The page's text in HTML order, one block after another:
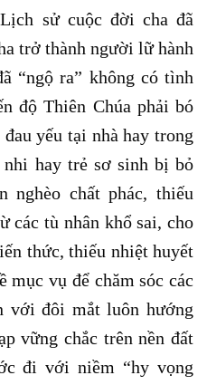
Lịch sử cuộc đời cha đã
trở thành người lữ hành
“ngộ ra” không có tình
độ Thiên Chúa phải bó
yếu tại nhà hay trong
hay trẻ sơ sinh bị bỏ
chất phác, thiếu
các tù nhân khổ sai, cho
thức, thiếu nhiệt huyết
mục vụ để chăm sóc các
với đôi mắt luôn hướng
vững chắc trên nền đất
đi với niềm “hy vọng